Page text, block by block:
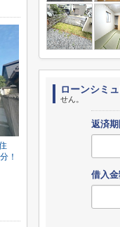
ローンシミ
せん。
返済期
借入金
！